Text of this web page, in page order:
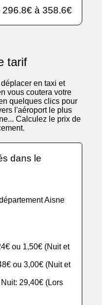
296.8€ à 358.6€
tarif
en taxi et
vous coutera votre
quelques clics pour
l'aéroport le plus
Calculez le prix de
dans le
Aisne
ou 1,50€ (Nuit et
ou 3,00€ (Nuit et
29,40€ (Lors